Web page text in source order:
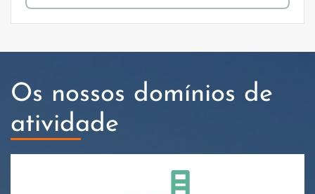
Os nossos domínios de
atividade